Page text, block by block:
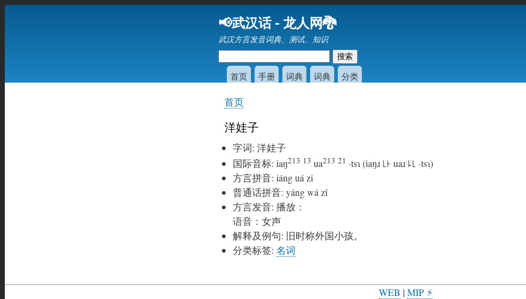
📢武汉话 - 龙人网🐉
武汉方言发音词典、测试、知识
首页 手册 词典 词典 分类
你
在
首页
洋娃子
字词: 洋娃子
国际音标: iaŋ213 13 ua213 21 ·tsɿ (iaŋɹ ꜖꜔ uaɹ ꜕꜖ ·tsɿ)
方言拼音: iáng uá zi
普通话拼音: yáng wá zǐ
方言发音: 播放：
语音：女声
解释及例句: 旧时称外国小孩。
分类标签: 名词
WEB |MIP ⚡